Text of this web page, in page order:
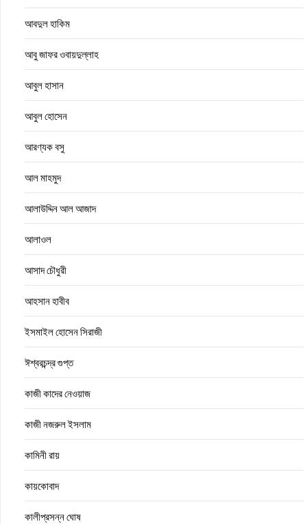
আবদুল হাকিম
আবু জাফর ওবায়দুল্লাহ
আবুল হাসান
আবুল হোসেন
আরণ্যক বসু
আল মাহমুদ
আলাউদ্দিন আল আজাদ
আলাওল
আসাদ চৌধুরী
আহসান হাবীব
ইসমাইল হোসেন সিরাজী
ঈশ্বরচন্দ্র গুপ্ত
কাজী কাদের নেওয়াজ
কাজী নজরুল ইসলাম
কামিনী রায়
কায়কোবাদ
কালীপ্রসন্ন ঘোষ